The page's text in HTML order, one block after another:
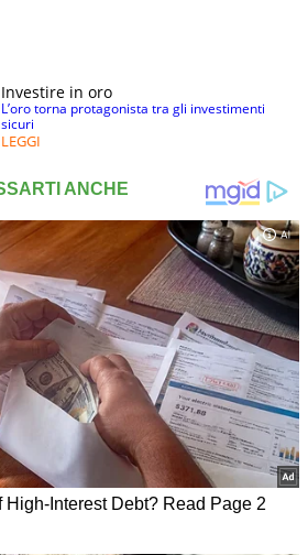
Investire in oro
L’oro torna protagonista tra gli investimenti
sicuri
LEGGI